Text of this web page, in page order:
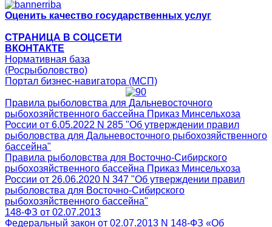
Оценить качество государственных услуг
СТРАНИЦА В СОЦСЕТИ
ВКОНТАКТЕ
Нормативная база
(Росрыболовство)
Портал бизнес-навигатора (МСП)
Правила рыболовства для Дальневосточного
рыбохозяйственного бассейна Приказ Минсельхоза
России от 6.05.2022 N 285 "Об утверждении правил
рыболовства для Дальневосточного рыбохозяйственного
бассейна"
Правила рыболовства для Восточно-Сибирского
рыбохозяйственного бассейна Приказ Минсельхоза
России от 26.06.2020 N 347 "Об утверждении правил
рыболовства для Восточно-Сибирского
рыбохозяйственного бассейна"
148-ФЗ от 02.07.2013
Федеральный закон от 02.07.2013 N 148-ФЗ «Об